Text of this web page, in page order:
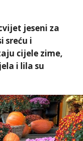
jeseni za
sreću i
cijele zime,
i lila su